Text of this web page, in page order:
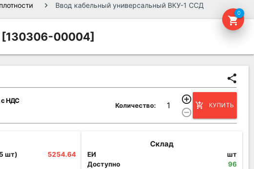
shopping_cart
0
Ввод кабельный универсальный ВКУ-1 ССД
[130306-00004]
share
с НДС
Количество:
add_circle_outline
remove_circle_outline
add_shopping_cart КУПИТЬ
шт) 5254.64
Склад
ЕИ
шт
Доступно
96